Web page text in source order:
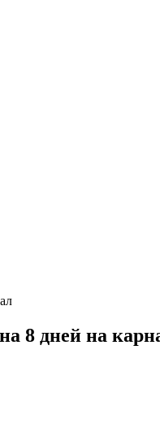
8 дней на